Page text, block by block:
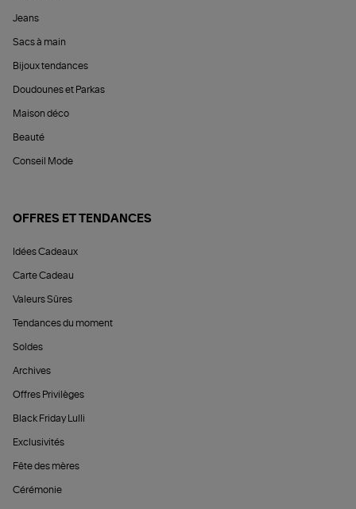
Jeans
Sacs à main
Bijoux tendances
Doudounes et Parkas
Maison déco
Beauté
Conseil Mode
OFFRES ET TENDANCES
Idées Cadeaux
Carte Cadeau
Valeurs Sûres
Tendances du moment
Soldes
Archives
Offres Privilèges
Black Friday Lulli
Exclusivités
Fête des mères
Cérémonie